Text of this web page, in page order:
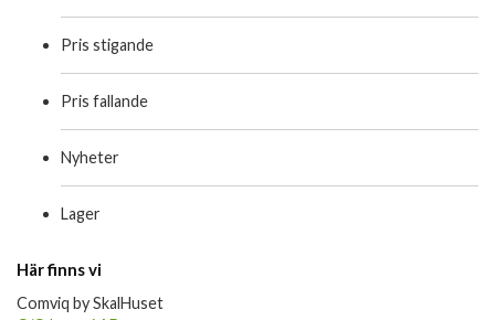
Pris stigande
Pris fallande
Nyheter
Lager
Här finns vi
Comviq by SkalHuset